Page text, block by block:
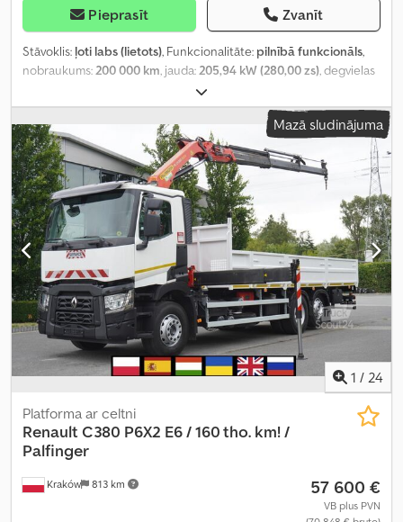
Pieprasīt Zvanīt
Stāvoklis: ļoti labs (lietots), Funkcionalitāte: pilnībā funkcionāls,
nobraukums:200 000 km, jauda:205,94 kW (280,00 zs), degvielas
, tukšais svars:
kravnesība:8 030 kg, kopējais svars:19 000 kg, asu konfigurācija:
4x2, riteņu bāze: 5 250 mm, krāsa: balts , vadītāja kabīne:dienas
kabīne, pārnesuma veids:automātisks, emisijas klase:
krautuves garums:6 200 mm, iekraušanas vietas platums:
2 460
mm, iekraušanas telpas augstums:600 mm , Ražošanas gads: 2020,
Aprīkojums:celtnis, diferenciāļa bloķētājs, gaisa
kondicionēšana, kruīza kontrole,
Mazā sludinājuma
1 / 24
Kraków 813 km
Platforma ar celtni
Renault C380 P6X2 E6 / 160 tho. km! /
Palfinger
57 600 €
VB plus PVN